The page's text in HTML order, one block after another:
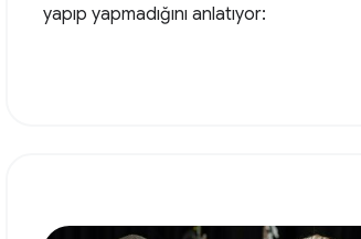
yapıp yapmadığını anlatıyor: